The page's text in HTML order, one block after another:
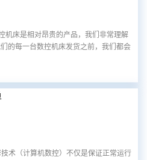
机床是相对昂贵的产品，我们非常理解
的每一台数控机床发货之前，我们都会
术（计算机数控）不仅是保证正常运行